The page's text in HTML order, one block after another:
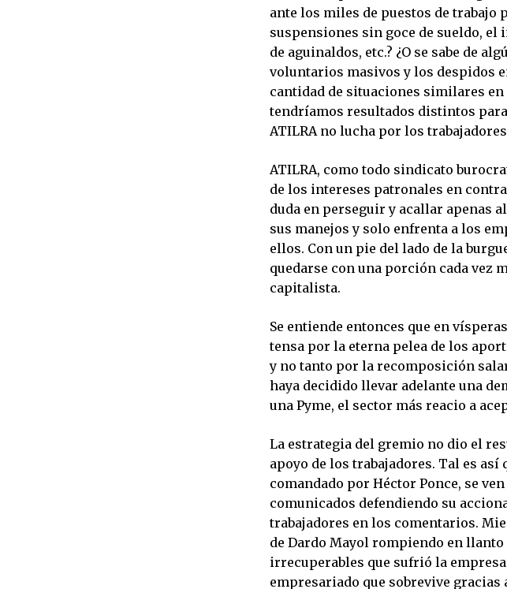
ante los miles de puestos de trabajo
suspensiones sin goce de sueldo,
de aguinaldos, etc.? ¿O se sabe de
voluntarios masivos y los despidos
cantidad de situaciones similares
tendríamos resultados distintos para
ATILRA no lucha por los
ATILRA, como todo sindicato
de los intereses patronales en
duda en perseguir y acallar apenas
sus manejos y solo enfrenta a los
ellos. Con un pie del lado de la
quedarse con una porción cada vez
capitalista.
Se entiende entonces que en
tensa por la eterna pelea de los
y no tanto por la recomposición
haya decidido llevar adelante una
una Pyme, el sector más reacio a
La estrategia del gremio no dio el
apoyo de los trabajadores. Tal es
comandado por Héctor Ponce, se
comunicados defendiendo su
trabajadores en los comentarios.
de Dardo Mayol rompiendo en
irrecuperables que sufrió la
empresariado que sobrevive gracias